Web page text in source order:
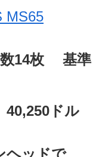
MS65
数14枚 基準
ドル
ヘッドで